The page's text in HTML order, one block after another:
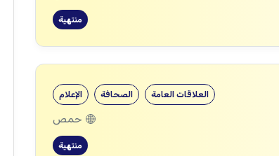
منتهية
الإعلام الصحافة العلاقات العامة
حمص
منتهية